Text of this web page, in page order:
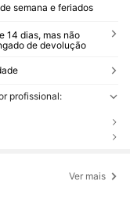
semana e feriados
14 dias, mas não
de devolução
profissional:
Ver mais